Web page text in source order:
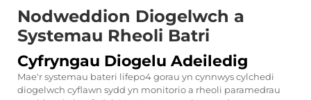
Nodweddion Diogelwch a
Systemau Rheoli Batri
Cyfryngau Diogelu Adeiledig
Mae'r systemau bateri lifepo4 gorau yn cynnwys cylchedi
diogelwch cyflawn sydd yn monitorio a rheoli paramedrau